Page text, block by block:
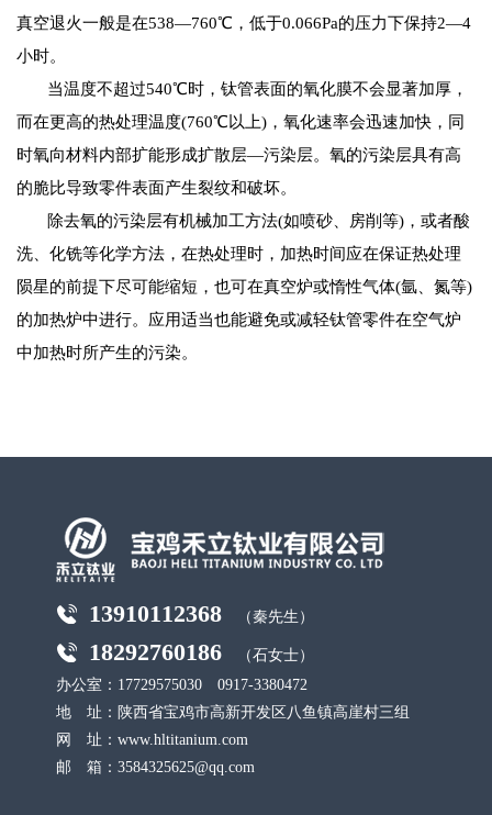
真空退火一般是在538—760℃，低于0.066Pa的压力下保持2—4
小时。
当温度不超过540℃时，钛管表面的氧化膜不会显著加厚，
而在更高的热处理温度(760℃以上)，氧化速率会迅速加快，同
时氧向材料内部扩能形成扩散层—污染层。氧的污染层具有高
的脆比导致零件表面产生裂纹和破坏。
除去氧的污染层有机械加工方法(如喷砂、房削等)，或者酸
洗、化铣等化学方法，在热处理时，加热时间应在保证热处理
陨星的前提下尽可能缩短，也可在真空炉或惰性气体(氩、氮等)
的加热炉中进行。应用适当也能避免或减轻钛管零件在空气炉
中加热时所产生的污染。
13910112368 （秦先生）
18292760186 （石女士）
办公室：17729575030 0917-3380472
地 址：陕西省宝鸡市高新开发区八鱼镇高崖村三组
网 址：www.hltitanium.com
邮 箱：3584325625@qq.com